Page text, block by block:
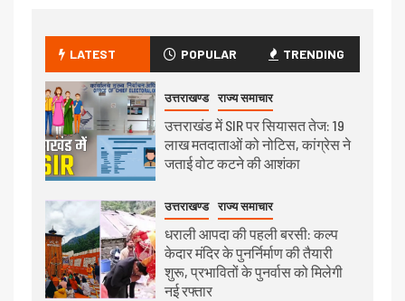
LATEST POPULAR TRENDING
उत्तराखण्ड राज्य समाचार
उत्तराखंड में SIR पर सियासत तेज: 19
लाख मतदाताओं को नोटिस, कांग्रेस ने
जताई वोट कटने की आशंका
उत्तराखण्ड राज्य समाचार
धराली आपदा की पहली बरसी: कल्प
केदार मंदिर के पुनर्निर्माण की तैयारी
शुरू, प्रभावितों के पुनर्वास को मिलेगी
नई रफ्तार